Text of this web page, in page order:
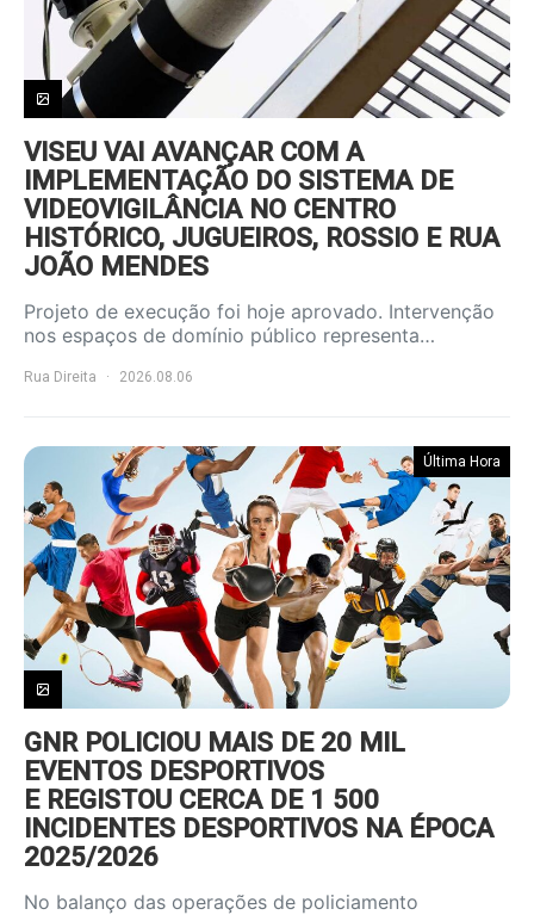
VISEU VAI AVANÇAR COM A
IMPLEMENTAÇÃO DO SISTEMA DE
VIDEOVIGILÂNCIA NO CENTRO
HISTÓRICO, JUGUEIROS, ROSSIO E RUA
JOÃO MENDES
Projeto de execução foi hoje aprovado. Intervenção
nos espaços de domínio público representa…
Rua Direita 2026.08.06
Última Hora
GNR POLICIOU MAIS DE 20 MIL
EVENTOS DESPORTIVOS
E REGISTOU CERCA DE 1 500
INCIDENTES DESPORTIVOS NA ÉPOCA
2025/2026
No balanço das operações de policiamento